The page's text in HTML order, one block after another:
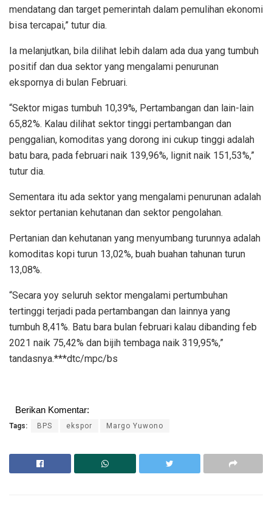
mendatang dan target pemerintah dalam pemulihan ekonomi
bisa tercapai,” tutur dia.
Ia melanjutkan, bila dilihat lebih dalam ada dua yang tumbuh
positif dan dua sektor yang mengalami penurunan
ekspornya di bulan Februari.
“Sektor migas tumbuh 10,39%, Pertambangan dan lain-lain
65,82%. Kalau dilihat sektor tinggi pertambangan dan
penggalian, komoditas yang dorong ini cukup tinggi adalah
batu bara, pada februari naik 139,96%, lignit naik 151,53%,”
tutur dia.
Sementara itu ada sektor yang mengalami penurunan adalah
sektor pertanian kehutanan dan sektor pengolahan.
Pertanian dan kehutanan yang menyumbang turunnya adalah
komoditas kopi turun 13,02%, buah buahan tahunan turun
13,08%.
“Secara yoy seluruh sektor mengalami pertumbuhan
tertinggi terjadi pada pertambangan dan lainnya yang
tumbuh 8,41%. Batu bara bulan februari kalau dibanding feb
2021 naik 75,42% dan bijih tembaga naik 319,95%,”
tandasnya.***dtc/mpc/bs
Berikan Komentar:
Tags: BPS ekspor Margo Yuwono